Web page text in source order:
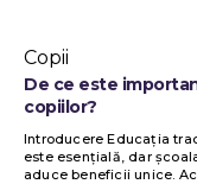
Copii
De ce este
copiilor?
Introducere Educația
este esențială, dar
aduce beneficii unice.
oferă oportunități pentru